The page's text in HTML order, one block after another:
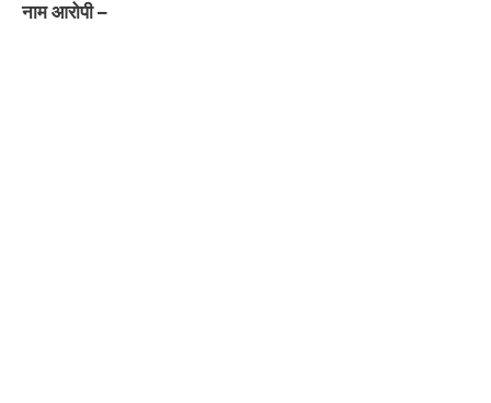
नाम आरोपी –